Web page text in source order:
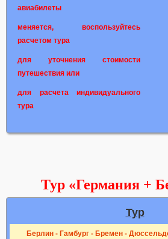
авиабилеты
меняется, воспользуйтесь
расчетом тура
для уточнения стоимости
путешествия или
для расчета индивидуального
тура
Тур «Германия +
Тур
Берлин - Гамбург - Бремен -